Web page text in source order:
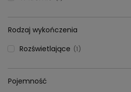
Rodzaj wykończenia
Rozświetlające
1
Pojemność